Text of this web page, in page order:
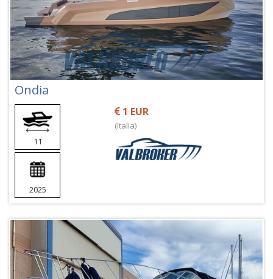
Ondia
11
2025
1 EUR
(Italia)